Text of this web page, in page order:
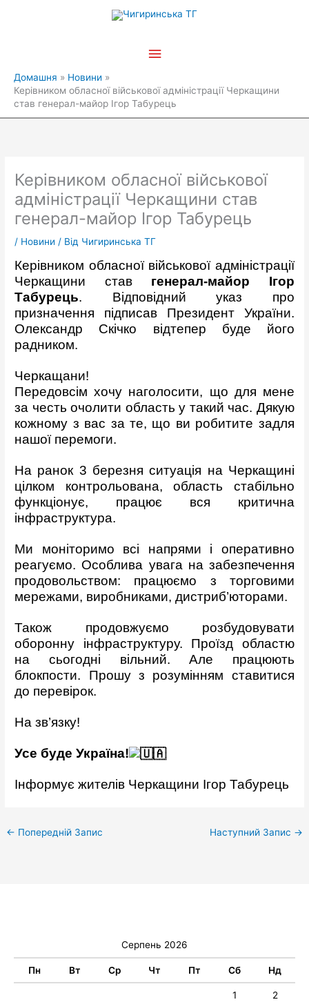
Головне
Домашня
Новини
Керівником обласної військової адміністрації Черкащини
став генерал-майор Ігор Табурець
Керівником обласної військової
адміністрації Черкащини став
генерал-майор Ігор Табурець
/ Новини / Від Чигиринська ТГ
Керівником обласної військової адміністрації
Черкащини став генерал-майор Ігор
Табурець. Відповідний указ про
призначення підписав Президент України.
Олександр Скічко відтепер буде його
радником.
Черкащани!
Передовсім хочу наголосити, що для мене
за честь очолити область у такий час. Дякую
кожному з вас за те, що ви робитите задля
нашої перемоги.
На ранок 3 березня ситуація на Черкащині
цілком контрольована, область стабільно
функціонує, працює вся критична
інфраструктура.
Ми моніторимо всі напрями і оперативно
реагуємо. Особлива увага на забезпечення
продовольством: працюємо з торговими
мережами, виробниками, дистриб’юторами.
Також продовжуємо розбудовувати
оборонну інфраструктуру. Проїзд областю
на сьогодні вільний. Але працюють
блокпости. Прошу з розумінням ставитися
до перевірок.
На зв’язку!
Усе буде Україна!
Інформує жителів Черкащини Ігор Табурець
← Попередній Запис Наступний Запис →
Серпень 2026
Пн Вт Ср Чт Пт Сб Нд
1
2